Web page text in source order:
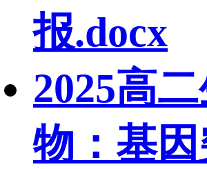
报.docx
2025高
物：基